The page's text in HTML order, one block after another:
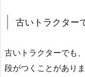
古いトラクター
古いトラクターでも
段がつくことがあり